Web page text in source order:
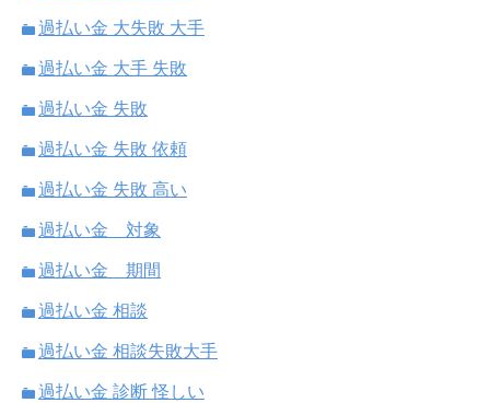
過払い金 大失敗 大手
過払い金 大手 失敗
過払い金 失敗
過払い金 失敗 依頼
過払い金 失敗 高い
過払い金 対象
過払い金 期間
過払い金 相談
過払い金 相談失敗大手
過払い金 診断 怪しい